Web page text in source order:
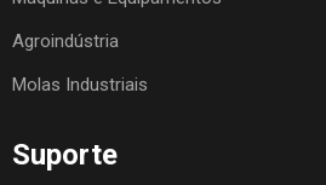
Agroindústria
Molas Industriais
Suporte